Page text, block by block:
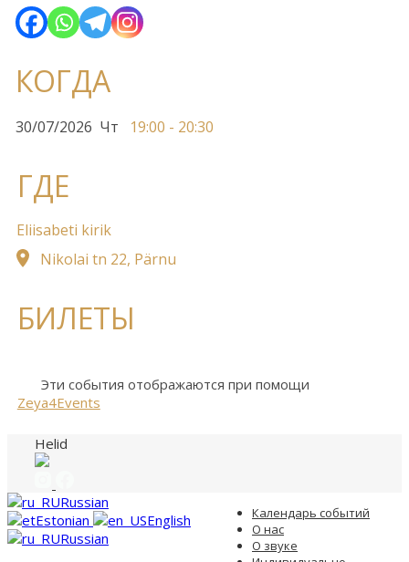
КОГДА
30/07/2026 Чт 19:00 - 20:30
ГДЕ
Eliisabeti kirik
Nikolai tn 22, Pärnu
БИЛЕТЫ
Эти события отображаются при помощи
Zeya4Events
Helid
Календарь событий
О нас
О звуке
Russian
Estonian
English
Russian